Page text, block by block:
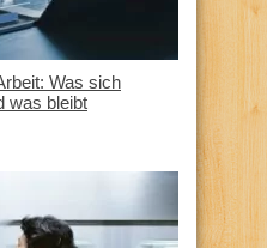
Was sich
was bleibt